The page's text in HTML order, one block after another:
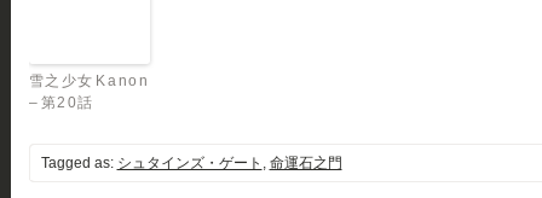
雪之少女 Kanon
– 第20話
Tagged as: シュタインズ・ゲート , 命運石之門